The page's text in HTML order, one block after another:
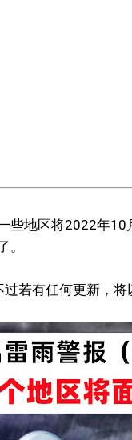
些地区将2022年
若有任何更新，将